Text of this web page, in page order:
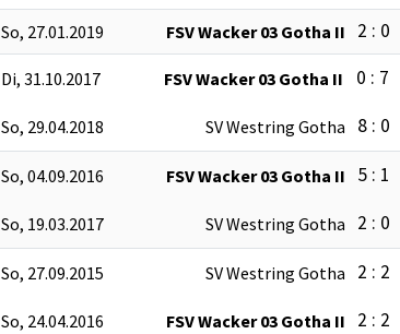
So, 27.01.2019 FSV Wacker 03 Gotha II 2 : 0
Di, 31.10.2017 FSV Wacker 03 Gotha II 0 : 7
So, 29.04.2018 SV Westring Gotha 8 : 0
So, 04.09.2016 FSV Wacker 03 Gotha II 5 : 1
So, 19.03.2017 SV Westring Gotha 2 : 0
So, 27.09.2015 SV Westring Gotha 2 : 2
So, 24.04.2016 FSV Wacker 03 Gotha II 2 : 2